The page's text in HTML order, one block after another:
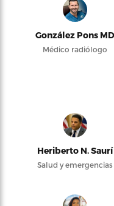
González Pons MD
Médico radiólogo
Heriberto N. Saurí
Salud y emergencias